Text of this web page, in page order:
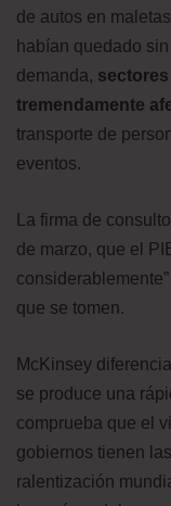
de autos en
habían quedado
demanda,
tremendamente
transporte de
eventos.
La firma de
de marzo, que el
que se tomen.
McKinsey
se produce una
comprueba que el
gobiernos tienen
ralentización